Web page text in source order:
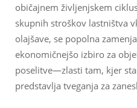
običajnem življenjskem
skupnih stroškov lastništva
olajšave, se popolna
ekonomičnejšo izbiro za
poselitve—zlasti tam, kjer
predstavlja tveganja za